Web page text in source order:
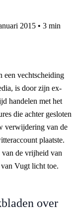
2015 • 3 min
een vechtscheiding
is door zijn ex-
handelen met het
die achter gesloten
verwijdering van de
plaatste.
van de vrijheid van
Vugt licht toe.
over